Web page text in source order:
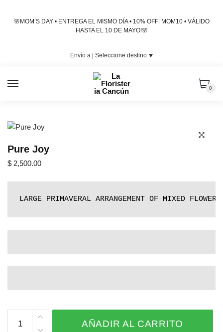
🌸MOM’S DAY • ENTREGA EL MISMO DÍA • 10% OFF: MOM10 • VÁLIDO
HASTA EL 10 DE MAYO!🌸
Envío a | Seleccione destino⯆
0
Pure Joy
$ 2,500.00
LARGE PRIMAVERAL ARRANGEMENT OF MIXED FLOWERS
Joy
AÑADIR AL CARRITO